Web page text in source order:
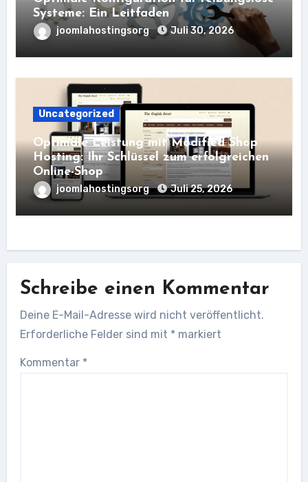
Systeme: Ein Leitfaden
joomlahostingsorg Juli 30, 2026
Uncategorized
Optimale Leistung mit Modified Shop
Hosting: Ihr Schlüssel zum erfolgreichen
Online-Shop
joomlahostingsorg Juli 25, 2026
Schreibe einen Kommentar
Deine E-Mail-Adresse wird nicht veröffentlicht.
Erforderliche Felder sind mit * markiert
Kommentar *